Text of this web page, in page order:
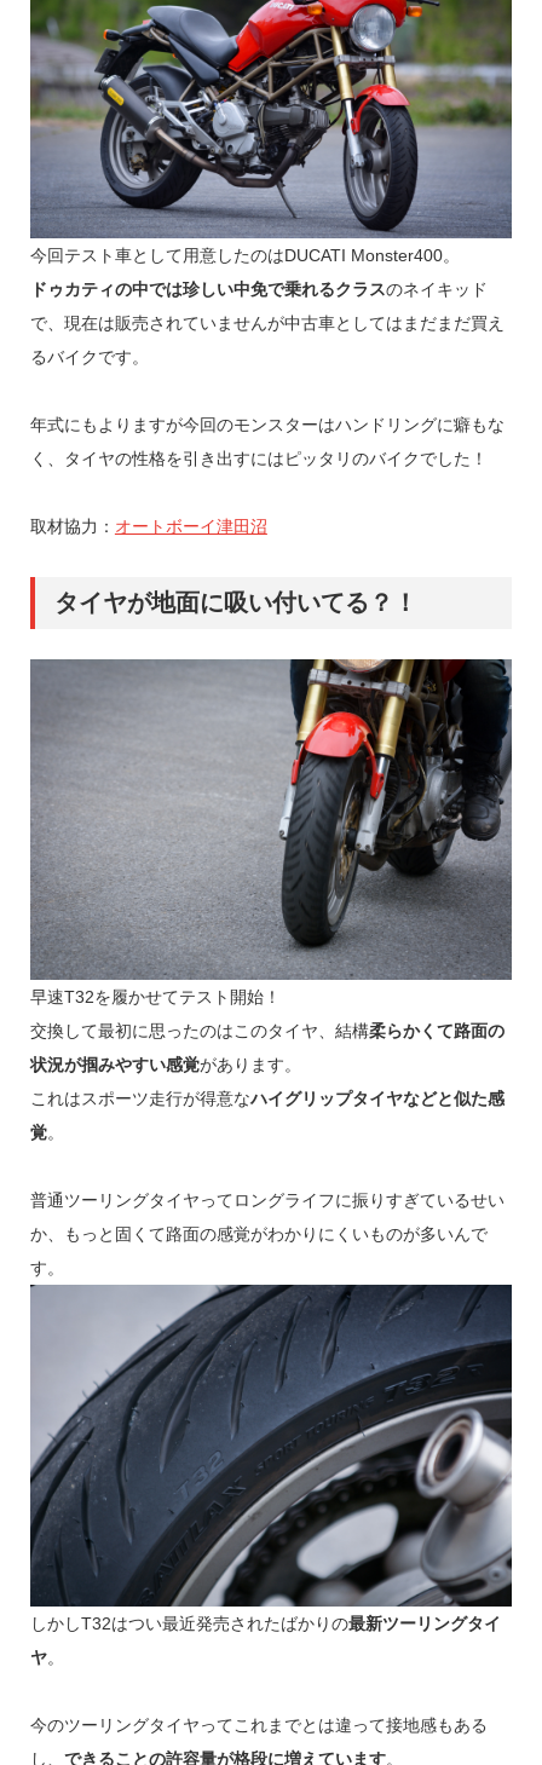
今回テスト車として用意したのはDUCATI Monster400。
ドゥカティの中では珍しい中免で乗れるクラスのネイキッド
で、現在は販売されていませんが中古車としてはまだまだ買え
るバイクです。
年式にもよりますが今回のモンスターはハンドリングに癖もな
く、タイヤの性格を引き出すにはピッタリのバイクでした！
取材協力： オートボーイ津田沼
タイヤが地面に吸い付いてる？！
早速T32を履かせてテスト開始！
交換して最初に思ったのはこのタイヤ、結構柔らかくて路面の
状況が掴みやすい感覚があります。
これはスポーツ走行が得意なハイグリップタイヤなどと似た感
覚。
普通ツーリングタイヤってロングライフに振りすぎているせい
か、もっと固くて路面の感覚がわかりにくいものが多いんで
す。
しかしT32はつい最近発売されたばかりの最新ツーリングタイ
ヤ。
今のツーリングタイヤってこれまでとは違って接地感もある
し、 できることの許容量が格段に増えています。